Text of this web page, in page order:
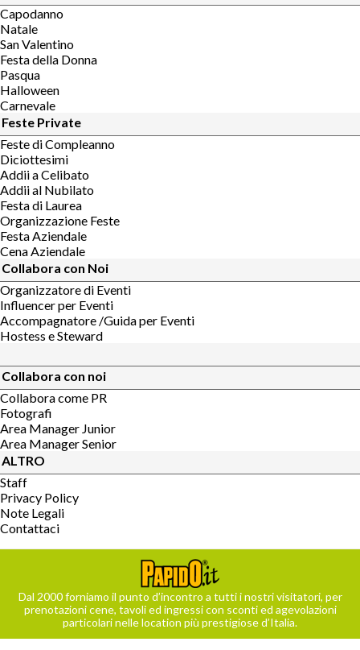
Capodanno
Natale
San Valentino
Festa della Donna
Pasqua
Halloween
Carnevale
Feste Private
Feste di Compleanno
Diciottesimi
Addii a Celibato
Addii al Nubilato
Festa di Laurea
Organizzazione Feste
Festa Aziendale
Cena Aziendale
Collabora con Noi
Organizzatore di Eventi
Influencer per Eventi
Accompagnatore /Guida per Eventi
Hostess e Steward
Collabora con noi
Collabora come PR
Fotografi
Area Manager Junior
Area Manager Senior
ALTRO
Staff
Privacy Policy
Note Legali
Contattaci
Dal 2000 forniamo il punto d’incontro a tutti i nostri visitatori, per
prenotazioni cene, tavoli ed ingressi con sconti ed agevolazioni
particolari nelle location più prestigiose d’Italia.